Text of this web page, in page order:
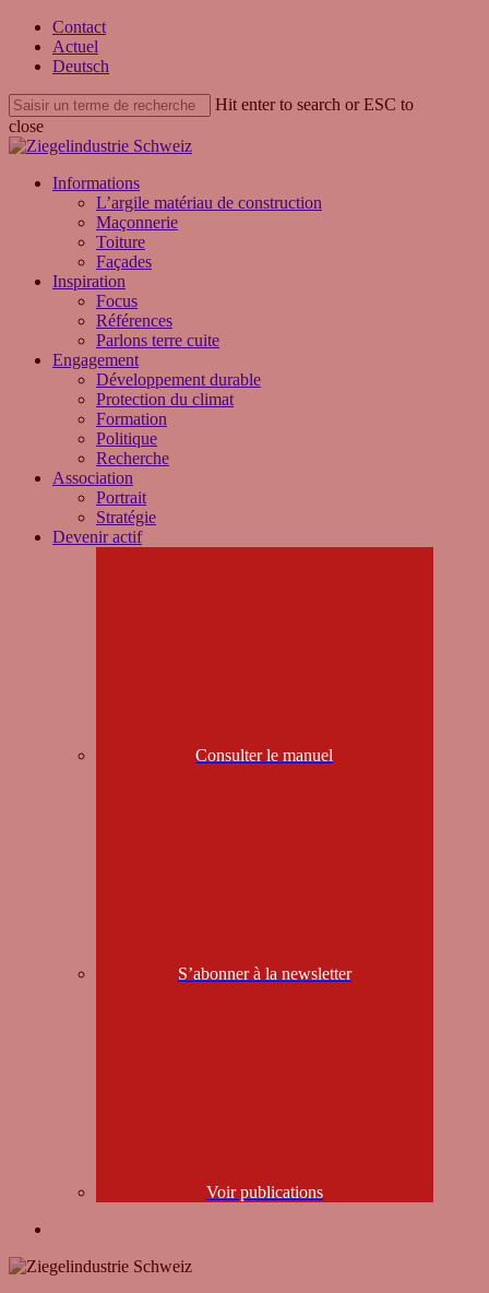
Skip
main
Contact
Actuel
Deutsch
Hit enter to search or ESC to
close
Close
search
Menu
Informations
L’argile matériau de construction
Maçonnerie
Toiture
Façades
Inspiration
Focus
Références
Parlons terre cuite
Engagement
Développement durable
Protection du climat
Formation
Politique
Recherche
Association
Portrait
Stratégie
Devenir actif
Consulter le manuel
S’abonner à la newsletter
Voir publications